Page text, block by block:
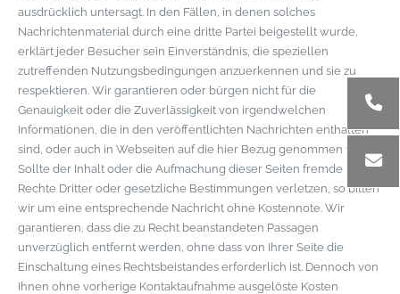
ausdrücklich untersagt. In den Fällen, in denen solches
Nachrichtenmaterial durch eine dritte Partei beigestellt wurde,
erklärt jeder Besucher sein Einverständnis, die speziellen
zutreffenden Nutzungsbedingungen anzuerkennen und sie zu
respektieren. Wir garantieren oder bürgen nicht für die
Genauigkeit oder die Zuverlässigkeit von irgendwelchen
Informationen, die in den veröffentlichten Nachrichten enthalten
sind, oder auch in Webseiten auf die hier Bezug genommen wird.
Sollte der Inhalt oder die Aufmachung dieser Seiten fremde
Rechte Dritter oder gesetzliche Bestimmungen verletzen, so bitten
wir um eine entsprechende Nachricht ohne Kostennote. Wir
garantieren, dass die zu Recht beanstandeten Passagen
unverzüglich entfernt werden, ohne dass von Ihrer Seite die
Einschaltung eines Rechtsbeistandes erforderlich ist. Dennoch von
Ihnen ohne vorherige Kontaktaufnahme ausgelöste Kosten